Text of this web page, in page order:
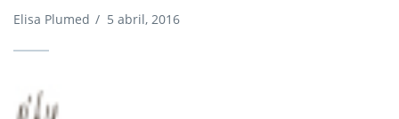
Elisa Plumed / 5 abril, 2016